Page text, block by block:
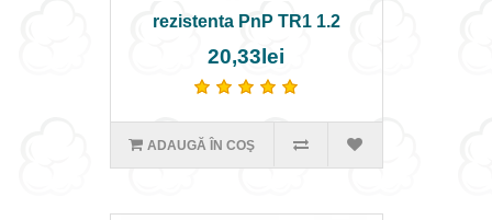
rezistenta PnP TR1 1.2
20,33lei
ADAUGĂ ÎN COŞ